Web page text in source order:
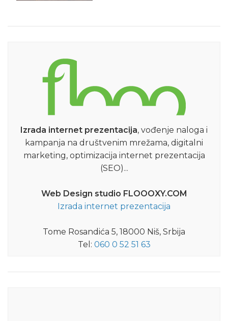
Izrada internet prezentacija, vođenje naloga i
kampanja na društvenim mrežama, digitalni
marketing, optimizacija internet prezentacija
(SEO)...
Web Design studio FLOOOXY.COM
Izrada internet prezentacija
Tome Rosandića 5, 18000 Niš, Srbija
Tel: 060 0 52 51 63